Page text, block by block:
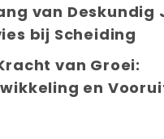
van Deskundig
bij Scheiding
van Groei:
en